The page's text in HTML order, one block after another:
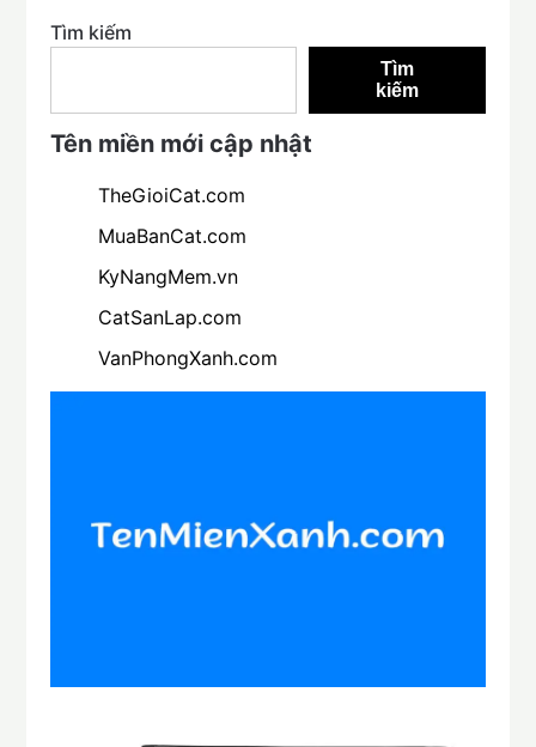
Tìm kiếm
Tìm
kiếm
Tên miền mới cập nhật
TheGioiCat.com
MuaBanCat.com
KyNangMem.vn
CatSanLap.com
VanPhongXanh.com